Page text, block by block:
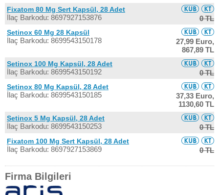
Fixatom 80 Mg Sert Kapsül, 28 Adet
İlaç Barkodu: 8697927153876 0 TL
Setinox 60 Mg 28 Kapsül
İlaç Barkodu: 8699543150178
27,99 Euro,
867,89 TL
Setinox 100 Mg Kapsül, 28 Adet
İlaç Barkodu: 8699543150192 0 TL
Setinox 80 Mg Kapsül, 28 Adet
İlaç Barkodu: 8699543150185
37,33 Euro,
1130,60 TL
Setinox 5 Mg Kapsül, 28 Adet
İlaç Barkodu: 8699543150253 0 TL
Fixatom 100 Mg Sert Kapsül, 28 Adet
İlaç Barkodu: 8697927153869 0 TL
Firma Bilgileri